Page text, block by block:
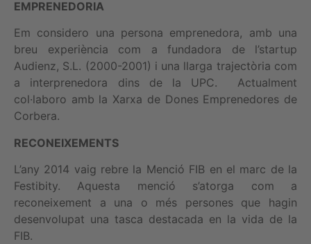
EMPRENEDORIA
Em considero una persona emprenedora, amb una
breu experiència com a fundadora de l’startup
Audienz, S.L. (2000-2001) i una llarga trajectòria com
a interprenedora dins de la UPC. Actualment
col·laboro amb la Xarxa de Dones Emprenedores de
Corbera.
RECONEIXEMENTS
L’any 2014 vaig rebre la Menció FIB en el marc de la
Festibity. Aquesta menció s’atorga com a
reconeixement a una o més persones que hagin
desenvolupat una tasca destacada en la vida de la
FIB.